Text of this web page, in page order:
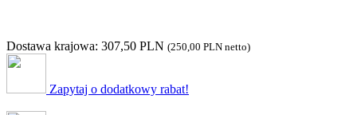
Dostawa krajowa: 307,50 PLN (250,00 PLN netto)
Zapytaj o dodatkowy rabat!